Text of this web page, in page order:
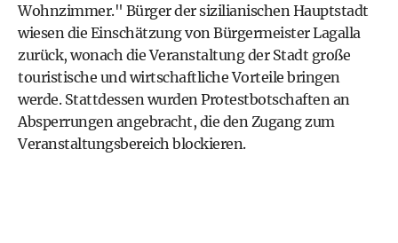
Wohnzimmer." Bürger der sizilianischen Hauptstadt
wiesen die Einschätzung von Bürgermeister Lagalla
zurück, wonach die Veranstaltung der Stadt große
touristische und wirtschaftliche Vorteile bringen
werde. Stattdessen wurden Protestbotschaften an
Absperrungen angebracht, die den Zugang zum
Veranstaltungsbereich blockieren.